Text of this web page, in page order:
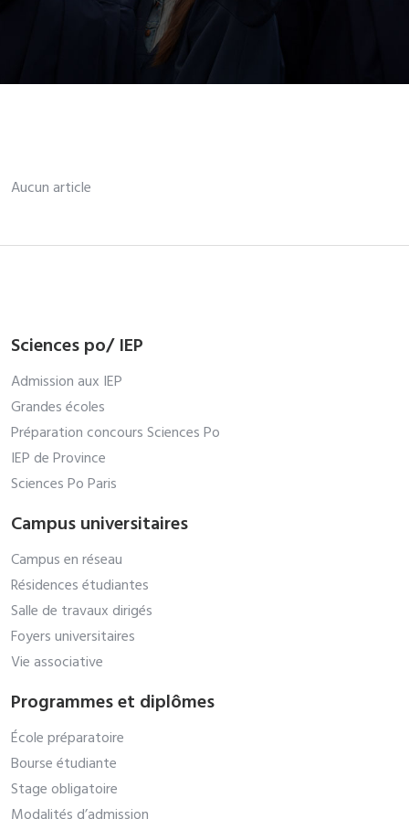
Aucun article
Sciences po/ IEP
Admission aux IEP
Grandes écoles
Préparation concours Sciences Po
IEP de Province
Sciences Po Paris
Campus universitaires
Campus en réseau
Résidences étudiantes
Salle de travaux dirigés
Foyers universitaires
Vie associative
Programmes et diplômes
École préparatoire
Bourse étudiante
Stage obligatoire